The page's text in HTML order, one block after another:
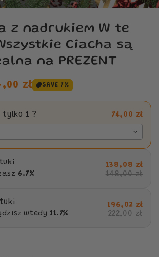
z nadrukiem W te
Ciacha są
na PREZENT
zł SAVE 7%
tylko 1 ? 74,00 zł
6.7%
138,08 zł
148,00 zł
wtedy 11.7%
196,02 zł
222,00 zł